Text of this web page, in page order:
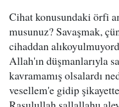
Cihat konusundaki örfi
musunuz? Savaşmak,
cihaddan
Allah'ın düşmanlarıyla
kavramamış olsalardı
vesellem'e gidip